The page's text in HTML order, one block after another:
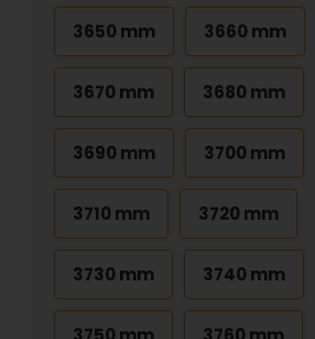
3650 mm 3660 mm
3670 mm 3680 mm
3690 mm 3700 mm
3710 mm 3720 mm
3730 mm 3740 mm